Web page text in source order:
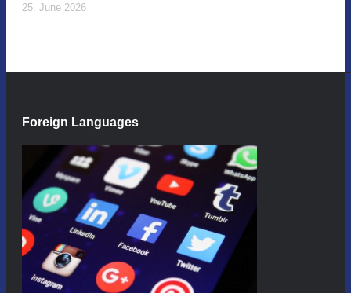
25. June 2026
Foreign Languages